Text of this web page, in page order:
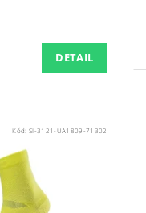
DETAIL
Kód:SI-3121-UA1809-71302